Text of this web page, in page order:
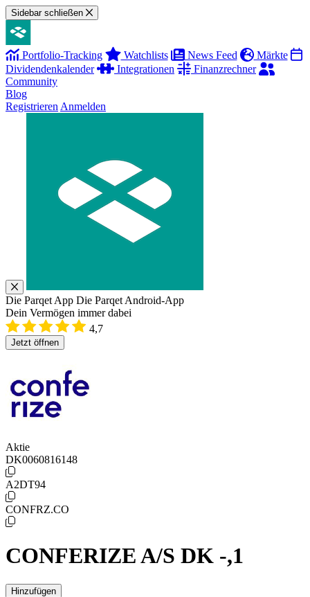
Sidebar schließen
Portfolio-Tracking Watchlists News Feed
Märkte
Dividendenkalender
Integrationen
Finanzrechner
Community
Blog
Registrieren Anmelden
Die Parqet App Die Parqet Android-App
Dein Vermögen immer dabei
4,7
Jetzt öffnen
Aktie
DK0060816148
A2DT94
CONFRZ.CO
CONFERIZE A/S DK -,1
Hinzufügen